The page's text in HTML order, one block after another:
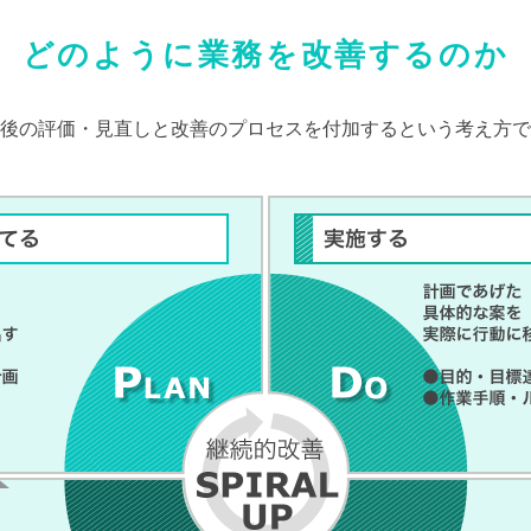
どのように業務を改善するのか
の評価・見直しと改善のプロセスを付加するという考え方